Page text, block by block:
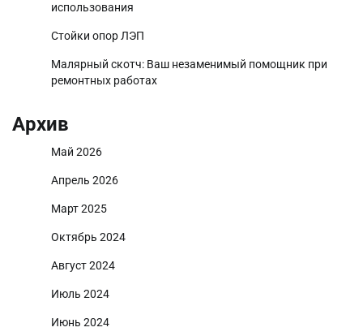
использования
Стойки опор ЛЭП
Малярный скотч: Ваш незаменимый помощник при
ремонтных работах
Архив
Май 2026
Апрель 2026
Март 2025
Октябрь 2024
Август 2024
Июль 2024
Июнь 2024